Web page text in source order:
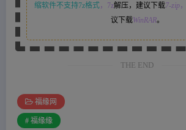
缩软件不支持7z格式，7z解压，建议下载7-zip
议下载WinRAR。
THE END
福缘网
# 福缘缘